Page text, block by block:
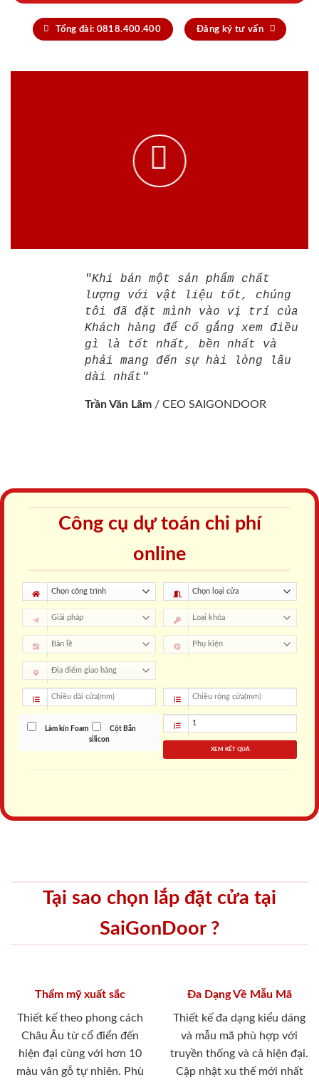
Tổng đài: 0818.400.400 Đăng ký tư vấn
"Khi bán một sản phẩm chất
lượng với vật liệu tốt, chúng
tôi đã đặt mình vào vị trí của
Khách hàng để cố gắng xem điều
gì là tốt nhất, bền nhất và
phải mang đến sự hài lòng lâu
dài nhất"
Trần Văn Lãm / CEO SAIGONDOOR
Công cụ dự toán chi phí
online
Làm kín Foam
Cột Bắn
silicon
XEM KẾT QUẢ
Tại sao chọn lắp đặt cửa tại
SaiGonDoor ?
Thẩm mỹ xuất sắc
Thiết kế theo phong cách
Châu Âu từ cổ điển đến
hiện đại cùng với hơn 10
màu vân gỗ tự nhiên. Phù
Đa Dạng Về Mẫu Mã
Thiết kế đa dạng kiểu dáng
và mẫu mã phù hợp với
truyền thống và cả hiện đại.
Cập nhật xu thế mới nhất